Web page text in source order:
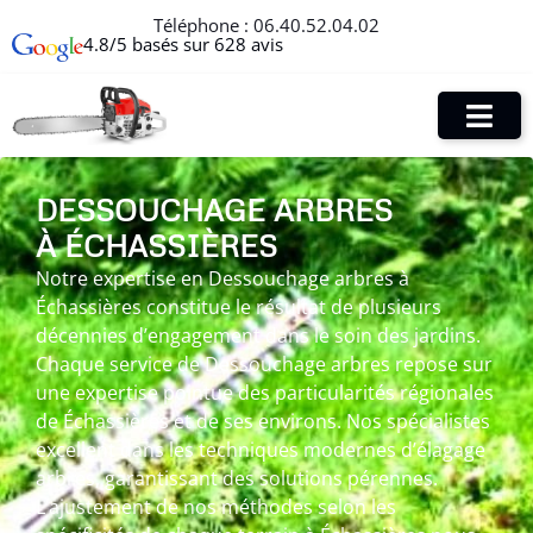
Téléphone : 06.40.52.04.02
4.8/5 basés sur 628 avis
DESSOUCHAGE ARBRES
À ÉCHASSIÈRES
Notre expertise en Dessouchage arbres à
Échassières constitue le résultat de plusieurs
décennies d’engagement dans le soin des jardins.
Chaque service de Dessouchage arbres repose sur
une expertise pointue des particularités régionales
de Échassières et de ses environs. Nos spécialistes
excellent dans les techniques modernes d’élagage
arbres, garantissant des solutions pérennes.
L’ajustement de nos méthodes selon les